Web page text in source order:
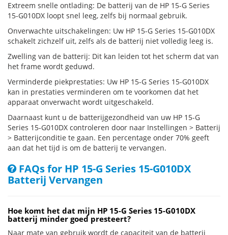
Extreem snelle ontlading: De batterij van de HP 15-G Series
15-G010DX loopt snel leeg, zelfs bij normaal gebruik.
Onverwachte uitschakelingen: Uw HP 15-G Series 15-G010DX
schakelt zichzelf uit, zelfs als de batterij niet volledig leeg is.
Zwelling van de batterij: Dit kan leiden tot het scherm dat van
het frame wordt geduwd.
Verminderde piekprestaties: Uw HP 15-G Series 15-G010DX
kan in prestaties verminderen om te voorkomen dat het
apparaat onverwacht wordt uitgeschakeld.
Daarnaast kunt u de batterijgezondheid van uw HP 15-G
Series 15-G010DX controleren door naar Instellingen > Batterij
> Batterijconditie te gaan. Een percentage onder 70% geeft
aan dat het tijd is om de batterij te vervangen.
FAQs for HP 15-G Series 15-G010DX
Batterij Vervangen
Hoe komt het dat mijn HP 15-G Series 15-G010DX
batterij minder goed presteert?
Naar mate van gebruik wordt de capaciteit van de batterij